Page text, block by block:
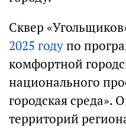
Сквер
2025 годупо
комфортной
национального
городская среда».
территорий